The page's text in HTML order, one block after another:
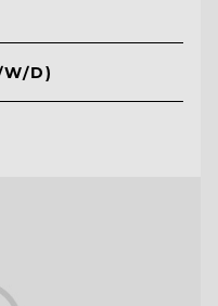
W/D)